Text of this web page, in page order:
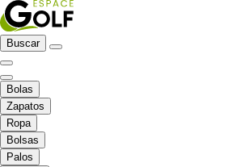
Buscar
Bolas
Zapatos
Ropa
Bolsas
Palos